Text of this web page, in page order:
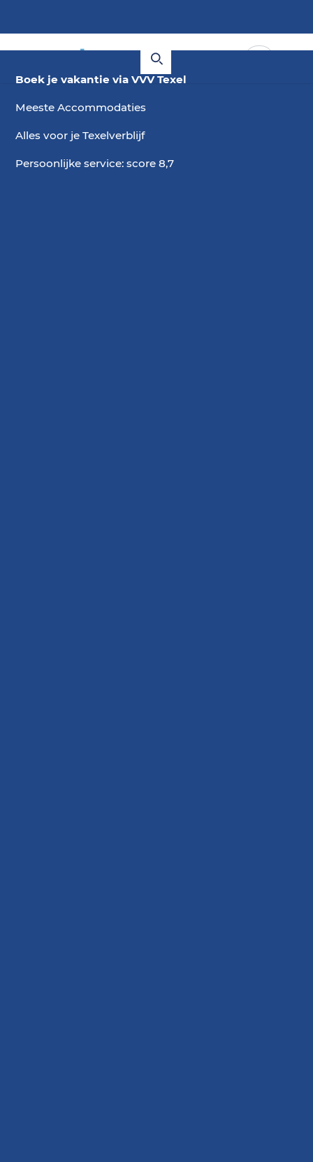
Boek je vakantie via VVV Texel
Meeste Accommodaties
Alles voor je Texelverblijf
Persoonlijke service: score 8,7